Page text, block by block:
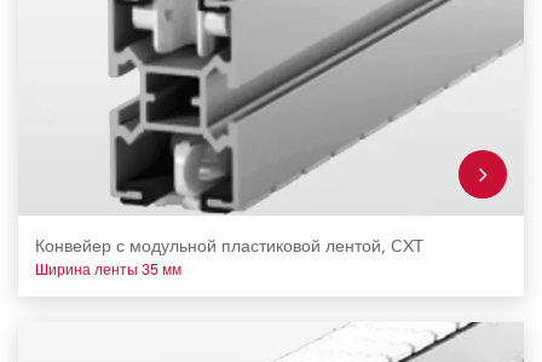
Конвейер с модульной пластиковой лентой, CXT
Ширина ленты 35 мм